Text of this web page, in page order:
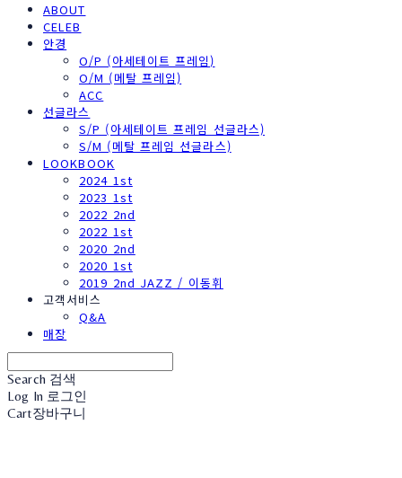
ABOUT
CELEB
안경
O/P (아세테이트 프레임)
O/M (메탈 프레임)
ACC
선글라스
S/P (아세테이트 프레임 선글라스)
S/M (메탈 프레임 선글라스)
LOOKBOOK
2024 1st
2023 1st
2022 2nd
2022 1st
2020 2nd
2020 1st
2019 2nd JAZZ / 이동휘
고객서비스
Q&A
매장
Search 검색
Log In 로그인
Cart장바구니